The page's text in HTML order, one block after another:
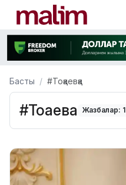
Басты #Тоқаевқа
#Тоқаевқа Жазбалар: 1